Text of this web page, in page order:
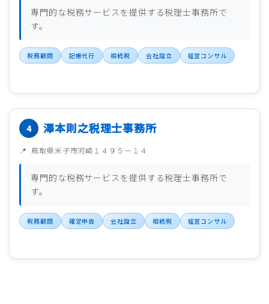
専門的な税務サービスを提供する税理士事務所で
す。
税務顧問 記帳代行 相続税 会社設立 経営コンサル
澤本則之税理士事務所
鳥取県米子市河崎１４９５－１４
専門的な税務サービスを提供する税理士事務所で
す。
税務顧問 確定申告 会社設立 相続税 経営コンサル